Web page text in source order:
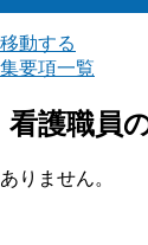
要項一覧
看護職員
りません。